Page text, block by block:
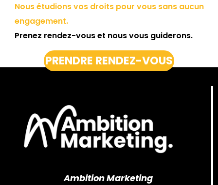
Nous étudions vos droits pour vous sans aucun
engagement.
Prenez rendez-vous et nous vous guiderons.
PRENDRE RENDEZ-VOUS
Ambition Marketing